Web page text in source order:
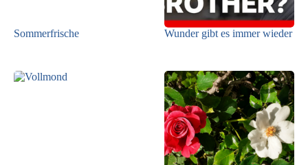
Sommerfrische Wunder gibt es immer wieder